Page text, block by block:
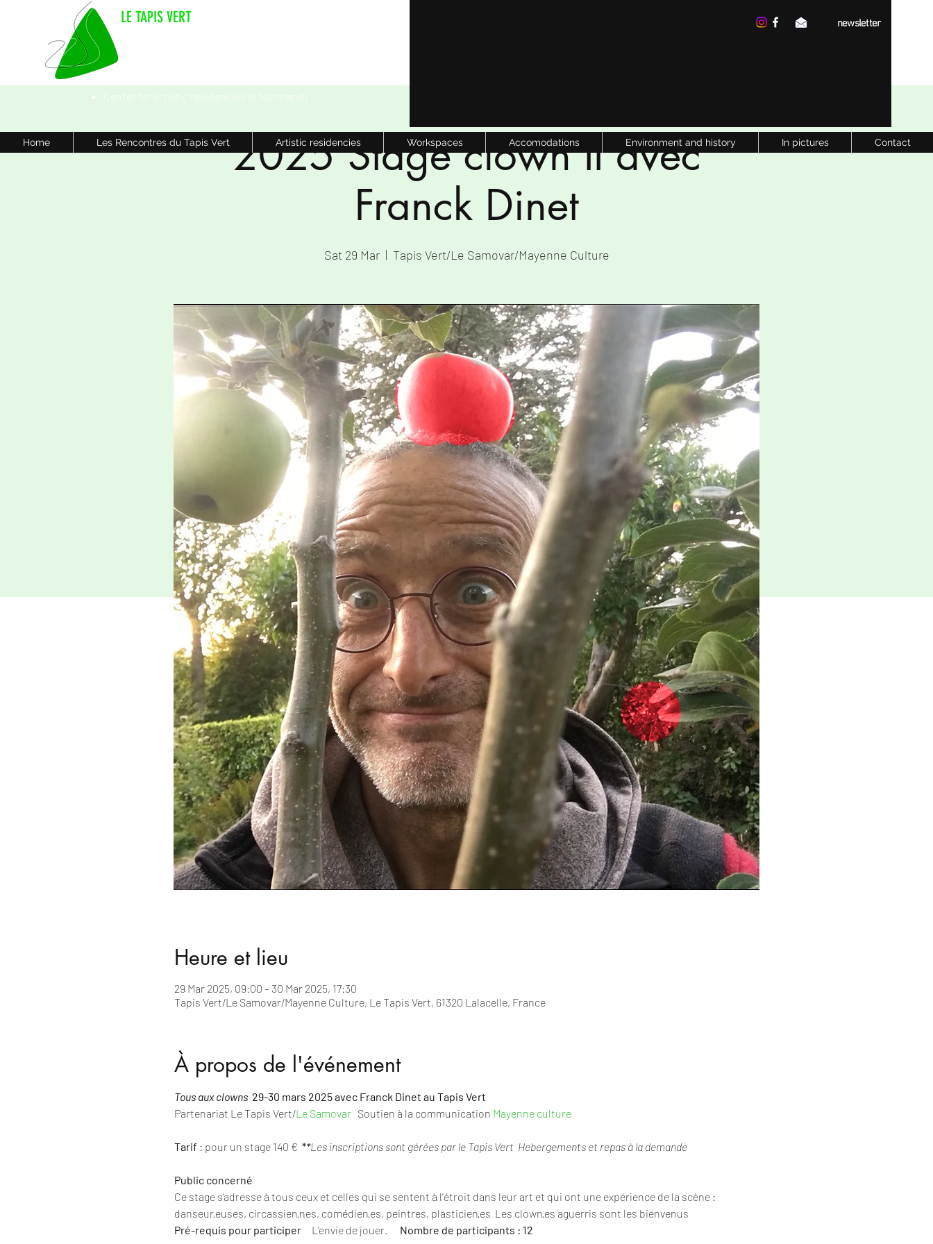
LE TAPIS VERT
Center for artistic residencies in Normandy
newsletter
Home Les Rencontres du Tapis Vert Artistic residencies Workspaces Accomodations Environment and history In pictures Contact
2025 Stage clown II avec
Franck Dinet
Sat 29 Mar
  |
Tapis Vert/Le Samovar/Mayenne Culture
Heure et lieu
29 Mar 2025, 09:00 – 30 Mar 2025, 17:30
Tapis Vert/Le Samovar/Mayenne Culture, Le Tapis Vert, 61320 Lalacelle, France
À propos de l'événement
Tous aux clowns 29-30 mars 2025 avec Franck Dinet au Tapis Vert
Partenariat Le Tapis Vert/Le Samovar Soutien à la communication Mayenne culture
Tarif : pour un stage 140 € **Les inscriptions sont gérées par le Tapis Vert  Hebergements et repas à la demande
Public concerné
Ce stage s’adresse à tous ceux et celles qui se sentent à l’étroit dans leur art et qui ont une expérience de la scène :
danseur·euses, circassien·nes, comédien·es, peintres, plasticien·es  Les clown·es aguerris sont les bienvenus
Pré-requis pour participer L’envie de jouer. Nombre de participants : 12